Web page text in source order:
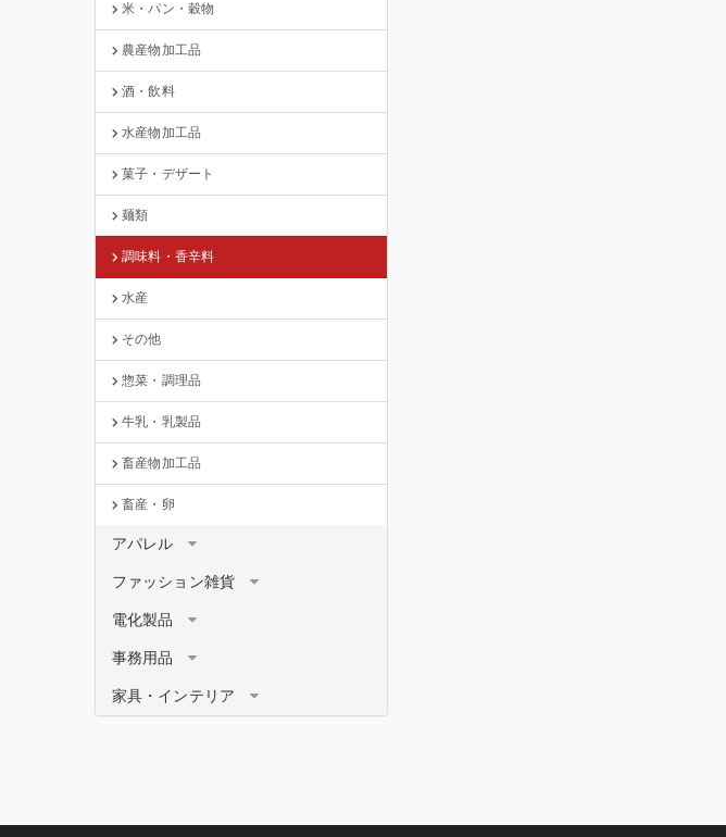
米・パン・穀物
農産物加工品
酒・飲料
水産物加工品
菓子・デザート
麺類
調味料・香辛料
水産
その他
惣菜・調理品
牛乳・乳製品
畜産物加工品
畜産・卵
アパレル
ファッション雑貨
電化製品
事務用品
家具・インテリア